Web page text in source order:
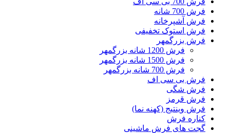
فرش 700 شانه
فرش آشپرخانه
فرش استوک تخفیفی
فرش بزرگمهر
فرش 1200 شانه بزرگمهر
فرش 1500 شانه بزرگمهر
فرش 700 شانه بزرگمهر
فرش بی سی اف
فرش شگی
فرش قرمز
فرش وینتیج (کهنه نما)
کناره فرش
گجت های فرش ماشینی